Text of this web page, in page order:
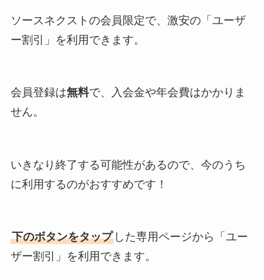
ソースネクストの会員限定で、激安の「ユーザ
ー割引」を利用できます。
会員登録は無料で、入会金や年会費はかかりま
せん。
いきなり終了する可能性があるので、今のうち
に利用するのがおすすめです！
下のボタンをタップした専用ページから「ユー
ザー割引」を利用できます。